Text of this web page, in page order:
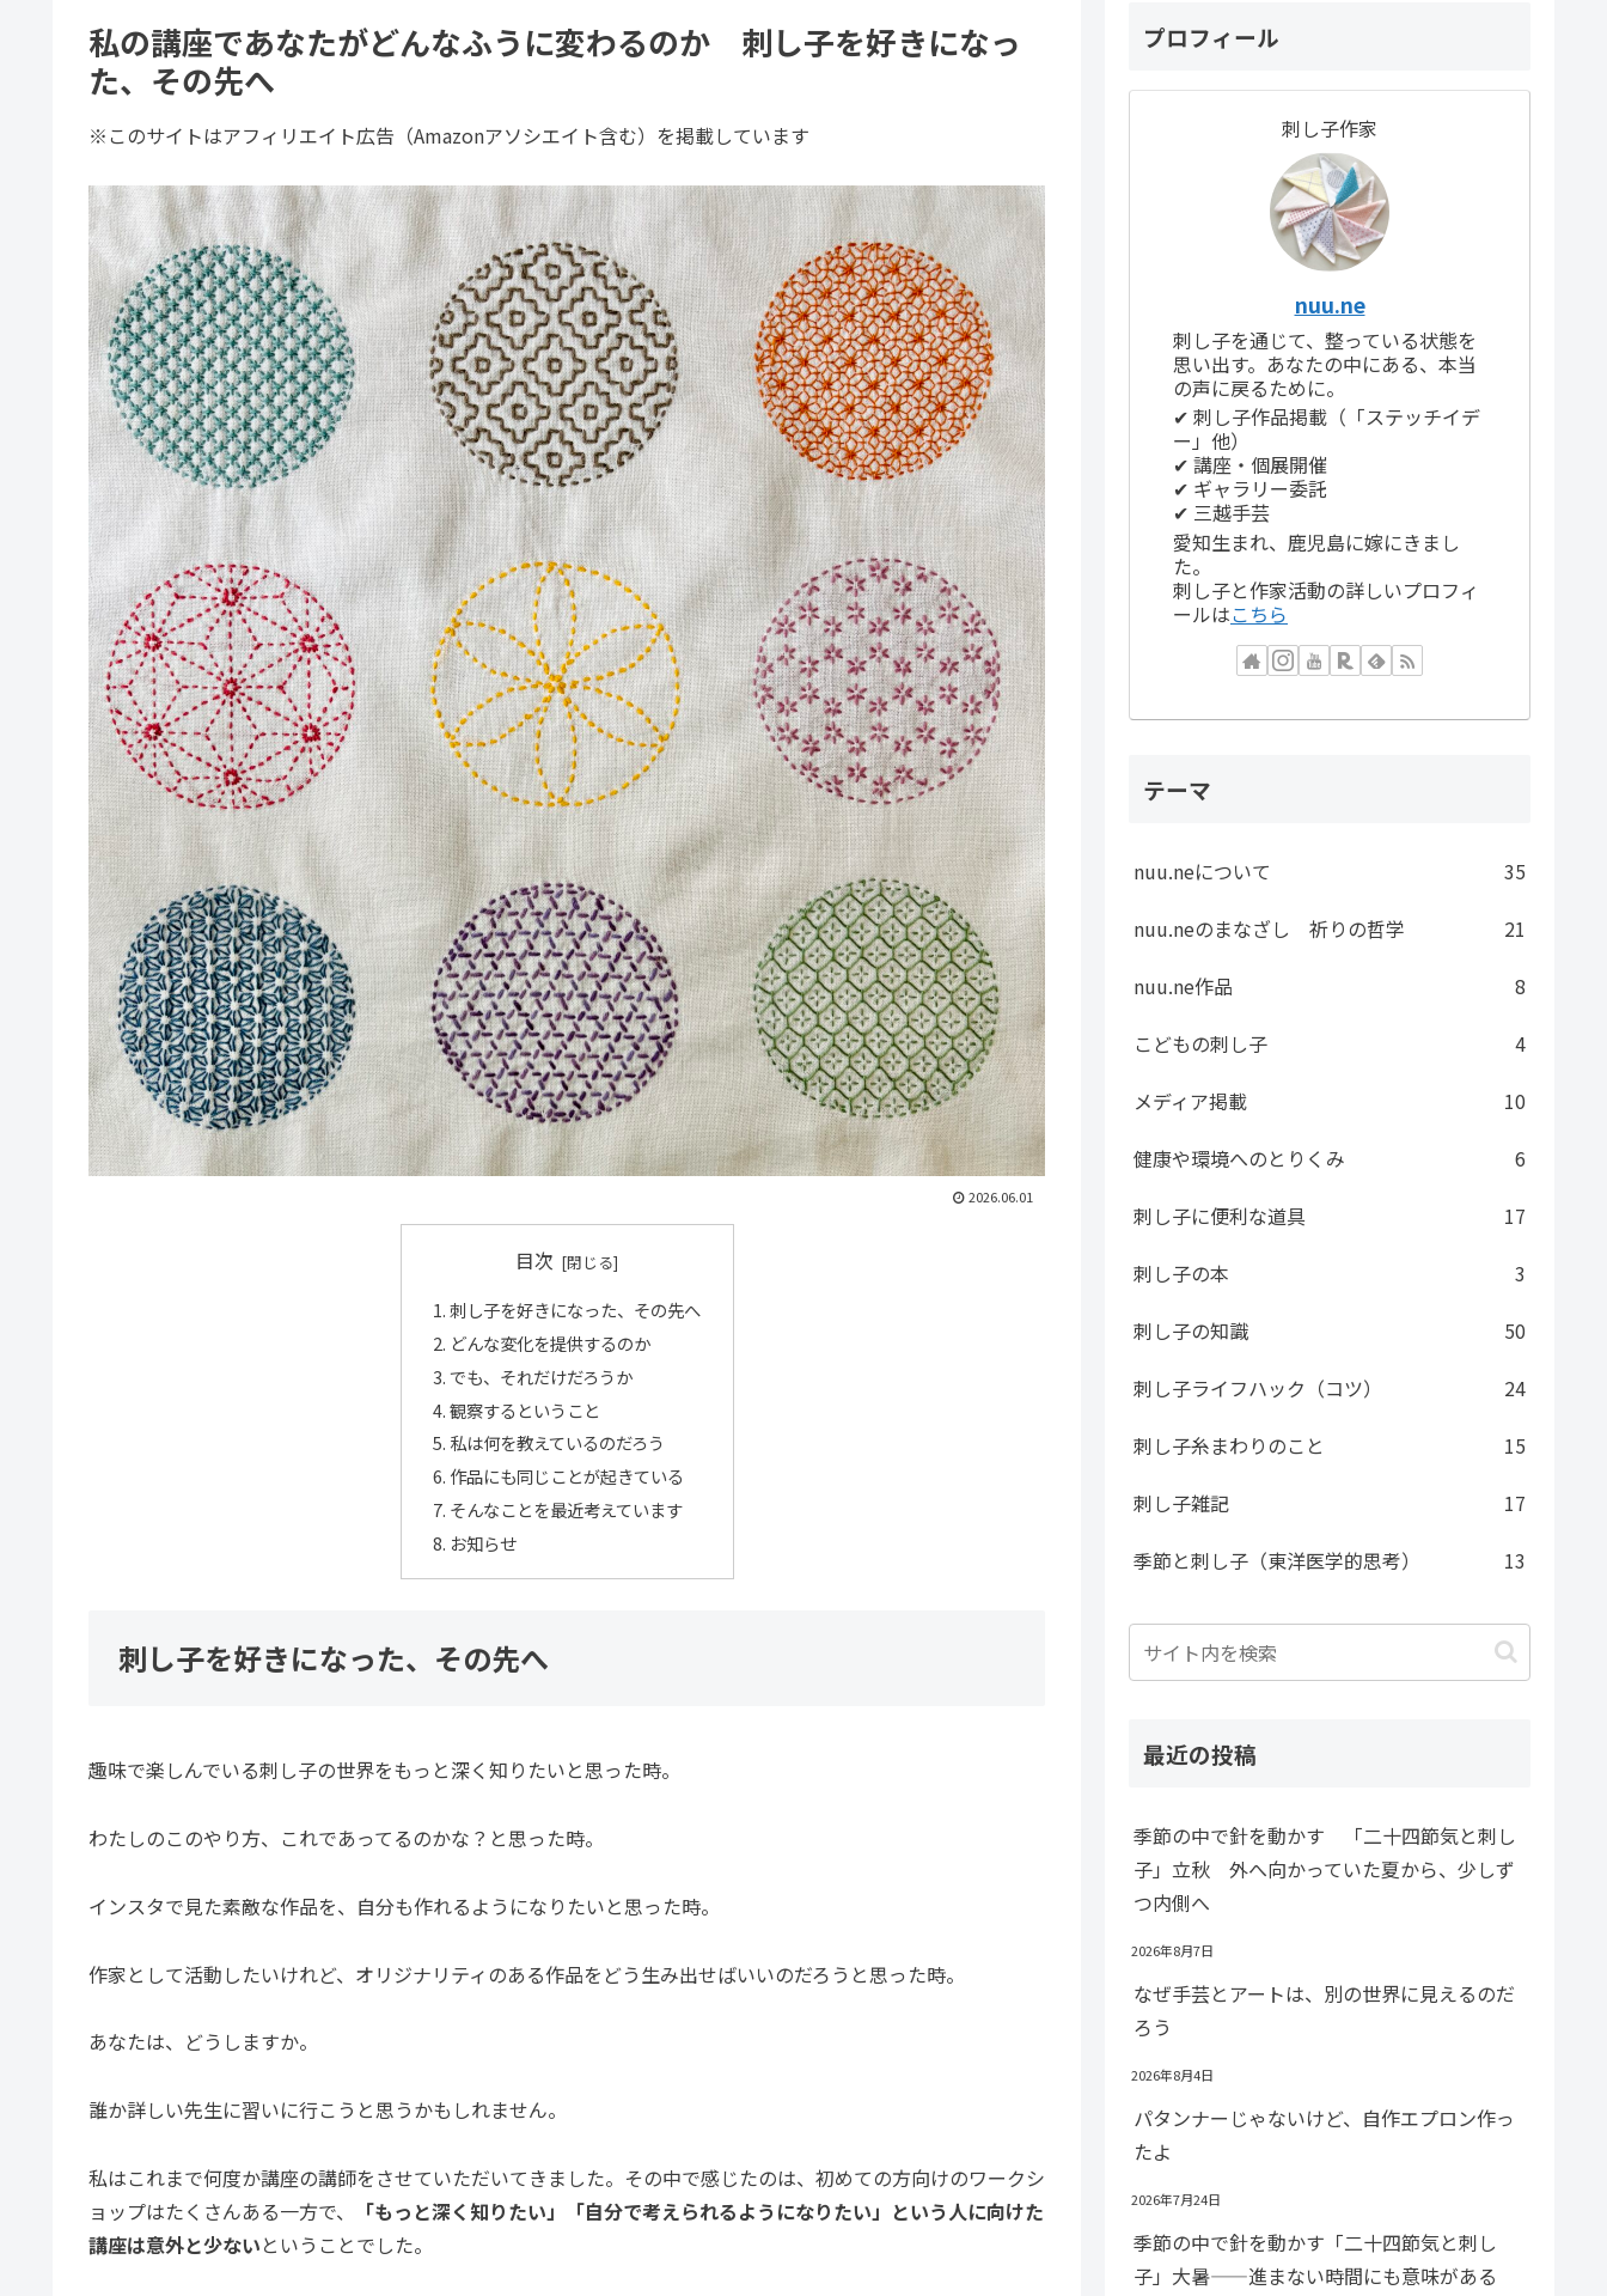
私の講座であなたがどんなふうに変わるのか 刺し子を好きになっ
た、その先へ
※このサイトはアフィリエイト広告（Amazonアソシエイト含む）を掲載しています
2026.06.01
目次
刺し子を好きになった、その先へ
どんな変化を提供するのか
でも、それだけだろうか
観察するということ
私は何を教えているのだろう
作品にも同じことが起きている
そんなことを最近考えています
お知らせ
刺し子を好きになった、その先へ
趣味で楽しんでいる刺し子の世界をもっと深く知りたいと思った時。
わたしのこのやり方、これであってるのかな？と思った時。
インスタで見た素敵な作品を、自分も作れるようになりたいと思った時。
作家として活動したいけれど、オリジナリティのある作品をどう生み出せばいいのだろうと思った時。
あなたは、どうしますか。
誰か詳しい先生に習いに行こうと思うかもしれません。
私はこれまで何度か講座の講師をさせていただいてきました。その中で感じたのは、初めての方向けのワークシ
ョップはたくさんある一方で、
「もっと深く知りたい」「自分で考えられるようになりたい」という人に向けた
講座は意外と少ないということでした。
プロフィール
刺し子作家
nuu.ne
刺し子を通じて、整っている状態を
思い出す。あなたの中にある、本当
の声に戻るために。
✔ 刺し子作品掲載（「ステッチイデ
ー」他）
✔ 講座・個展開催
✔ ギャラリー委託
✔ 三越手芸
愛知生まれ、鹿児島に嫁にきまし
た。
刺し子と作家活動の詳しいプロフィ
ールはこちら
テーマ
nuu.neについて
35
nuu.neのまなざし 祈りの哲学
21
nuu.ne作品
8
こどもの刺し子
4
メディア掲載
10
健康や環境へのとりくみ
6
刺し子に便利な道具
17
刺し子の本
3
刺し子の知識
50
刺し子ライフハック（コツ）
24
刺し子糸まわりのこと
15
刺し子雑記
17
季節と刺し子（東洋医学的思考）
13
最近の投稿
季節の中で針を動かす 「二十四節気と刺し
子」立秋 外へ向かっていた夏から、少しず
つ内側へ
2026年8月7日
なぜ手芸とアートは、別の世界に見えるのだ
ろう
2026年8月4日
パタンナーじゃないけど、自作エプロン作っ
たよ
2026年7月24日
季節の中で針を動かす「二十四節気と刺し
子」大暑——進まない時間にも意味がある